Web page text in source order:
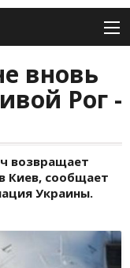
вновь
Рог -
возвращает
Киев, сообщает
Украины.